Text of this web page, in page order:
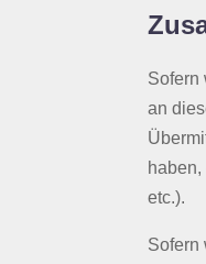
Sofern
an
etc.).
Sofern